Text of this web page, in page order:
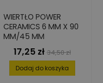
WIERTŁO POWER
CERAMICS 6 MM X 90
MM/45 MM
Cena
17,25 zł Cena
podstawowa
34,50 zł
Dodaj do koszyka